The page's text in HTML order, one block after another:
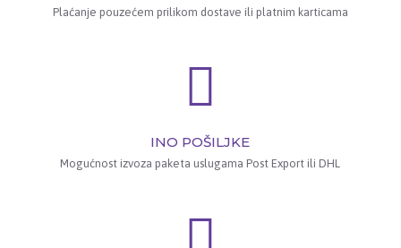
Plaćanje pouzećem prilikom dostave ili platnim karticama
INO POŠILJKE
Mogućnost izvoza paketa uslugama Post Export ili DHL